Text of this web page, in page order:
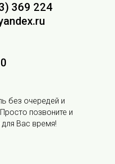
369 224
без очередей и
позвоните и
Вас время!